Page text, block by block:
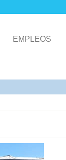
EMPLEOS